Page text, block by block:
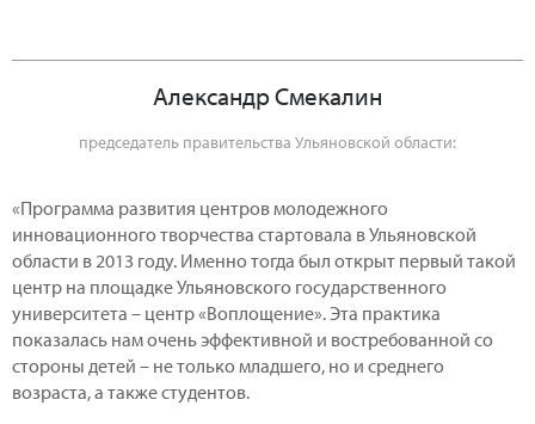
Александр Смекалин
председатель правительства Ульяновской области:
«Программа развития центров молодежного
инновационного творчества стартовала в Ульяновской
области в 2013 году. Именно тогда был открыт первый такой
центр на площадке Ульяновского государственного
университета – центр «Воплощение». Эта практика
показалась нам очень эффективной и востребованной со
стороны детей – не только младшего, но и среднего
возраста, а также студентов.